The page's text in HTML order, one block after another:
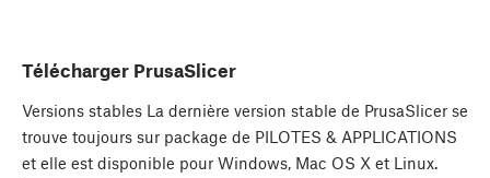
Télécharger PrusaSlicer
Versions stables La dernière version stable de PrusaSlicer se
trouve toujours sur package de PILOTES & APPLICATIONS
et elle est disponible pour Windows, Mac OS X et Linux.